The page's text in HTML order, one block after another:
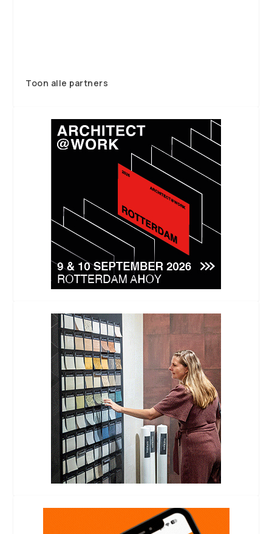
Toon alle partners